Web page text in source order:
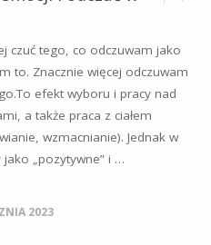
czuć tego, co odczuwam jako
to. Znacznie więcej odczuwam
efekt wyboru i pracy nad
a także praca z ciałem
wzmacnianie). Jednak w
„pozytywne” i …
2023